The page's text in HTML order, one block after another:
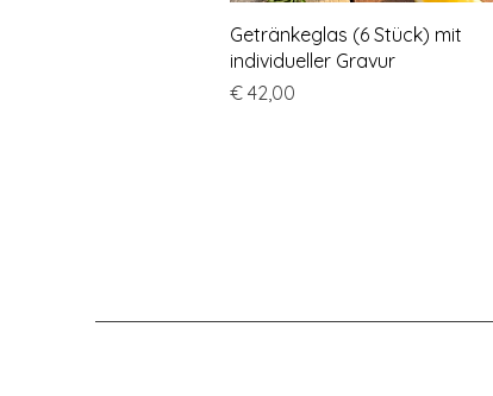
Schnellansicht
Getränkeglas (6 Stück) mit
individueller Gravur
Preis
€ 42,00